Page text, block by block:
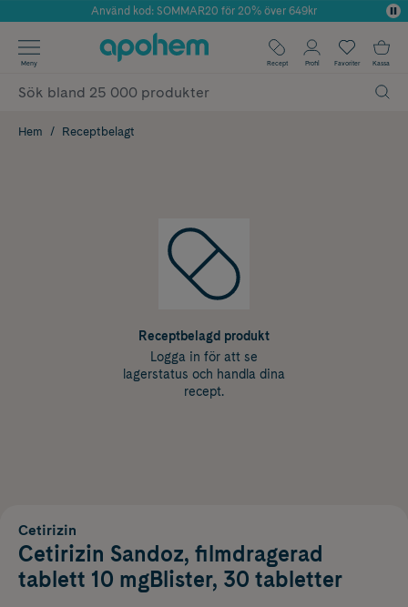
Årets Butik 2025 inom Skönhet
Använd kod: SOMMAR20 för 20% över 649kr
✓ Fri frakt
✓ Poäng på alla köp*
Meny Recept Profil Favoriter Kassa
Hem Receptbelagt
Receptbelagd produkt
Logga in för att se
lagerstatus och handla dina
recept.
Cetirizin
Cetirizin Sandoz, filmdragerad
tablett 10 mgBlister, 30 tabletter